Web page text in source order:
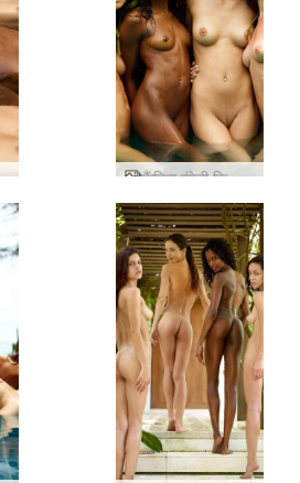
कैंडिस एंगेली किकी वैलेरी ड्रीम टीम